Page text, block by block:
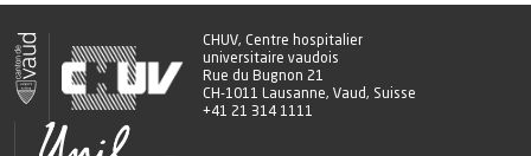
CHUV, Centre hospitalier
universitaire vaudois
Rue du Bugnon 21
CH-1011 Lausanne, Vaud, Suisse
+41 21 314 1111